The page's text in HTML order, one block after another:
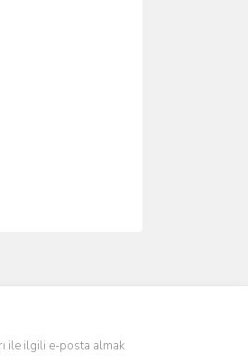
ile ilgili e-posta almak